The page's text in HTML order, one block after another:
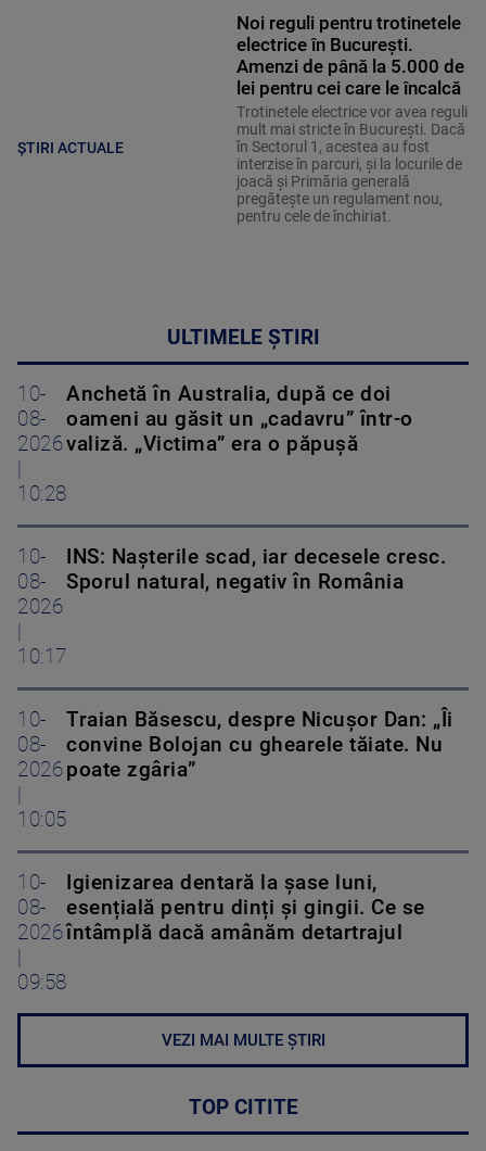
ȘTIRI ACTUALE
Noi reguli pentru trotinetele
electrice în București.
Amenzi de până la 5.000 de
lei pentru cei care le încalcă
Trotinetele electrice vor avea reguli
mult mai stricte în București. Dacă
în Sectorul 1, acestea au fost
interzise în parcuri, și la locurile de
joacă și Primăria generală
pregătește un regulament nou,
pentru cele de închiriat.
ULTIMELE ȘTIRI
10-
08-
2026
10:28
Anchetă în Australia, după ce doi
oameni au găsit un „cadavru” într-o
valiză. „Victima” era o păpușă
10-
08-
2026
10:17
INS: Nașterile scad, iar decesele cresc.
Sporul natural, negativ în România
10-
08-
2026
10:05
Traian Băsescu, despre Nicușor Dan: „Îi
convine Bolojan cu ghearele tăiate. Nu
poate zgâria”
10-
08-
2026
09:58
Igienizarea dentară la șase luni,
esențială pentru dinți și gingii. Ce se
întâmplă dacă amânăm detartrajul
VEZI MAI MULTE ȘTIRI
TOP CITITE